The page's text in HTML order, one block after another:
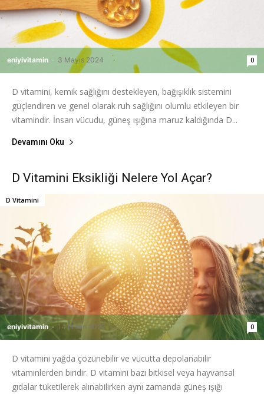
eniyivitamin - 3 Mayıs 2024 0
D vitamini, kemik sağlığını destekleyen, bağışıklık sistemini
güçlendiren ve genel olarak ruh sağlığını olumlu etkileyen bir
vitamindir. İnsan vücudu, güneş ışığına maruz kaldığında D...
Devamını Oku
D Vitamini Eksikliği Nelere Yol Açar?
eniyivitamin - 14 Nisan 2022 0
D Vitamini
D vitamini yağda çözünebilir ve vücutta depolanabilir
vitaminlerden biridir. D vitamini bazı bitkisel veya hayvansal
gıdalar tüketilerek alınabilirken aynı zamanda güneş ışığı